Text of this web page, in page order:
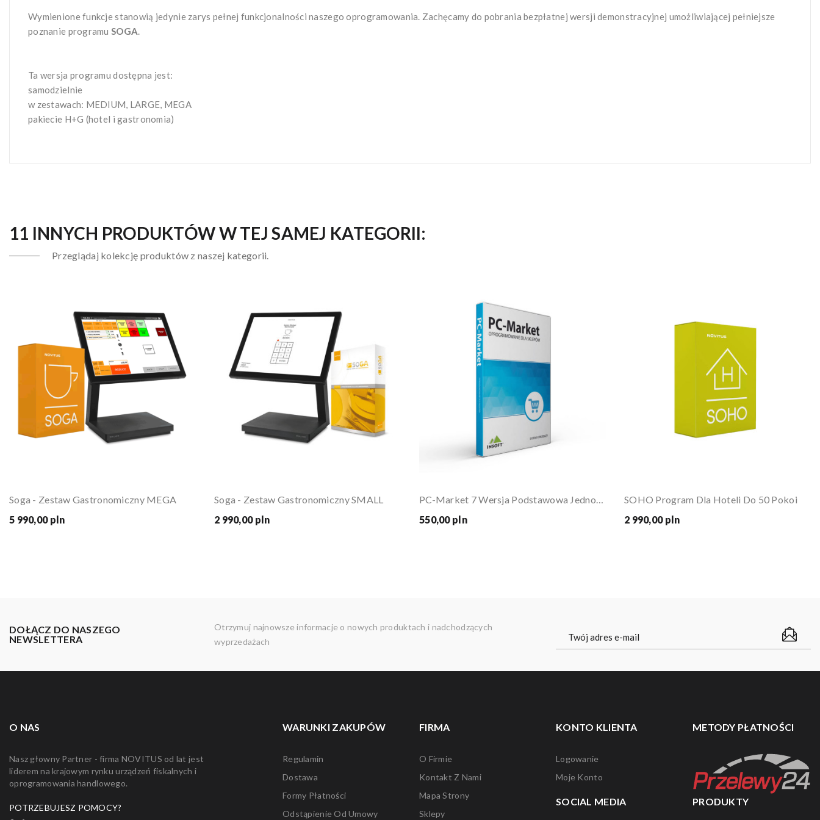
Wymienione funkcje stanowią jedynie zarys pełnej funkcjonalności naszego oprogramowania. Zachęcamy do pobrania bezpłatnej wersji demonstracyjnej umożliwiającej pełniejsze
poznanie programuSOGA.
Ta wersja programu dostępna jest:
samodzielnie
w zestawach: MEDIUM, LARGE, MEGA
pakiecie H+G (hotel i gastronomia)
11 INNYCH PRODUKTÓW W TEJ SAMEJ KATEGORII:
Przeglądaj kolekcję produktów z naszej kategorii.
Soga - Zestaw Gastronomiczny MEGA
5 990,00 pln
Soga - Zestaw Gastronomiczny SMALL
2 990,00 pln
550,00 pln
SOHO Program Dla Hoteli Do 50 Pokoi
2 990,00 pln
DOŁĄCZ DO NASZEGO
NEWSLETTERA
Otrzymuj najnowsze informacje o nowych produktach i nadchodzących
wyprzedażach
O NAS
Nasz głowny Partner - firma NOVITUS od lat jest
liderem na krajowym rynku urządzeń fiskalnych i
oprogramowania handlowego.
POTRZEBUJESZ POMOCY?
WARUNKI ZAKUPÓW
Regulamin
Dostawa
Formy Płatności
Odstąpienie Od Umowy
FIRMA
O Firmie
Kontakt Z Nami
Mapa Strony
Sklepy
KONTO KLIENTA
Logowanie
Moje Konto
METODY PŁATNOŚCI
SOCIAL MEDIA PRODUKTY